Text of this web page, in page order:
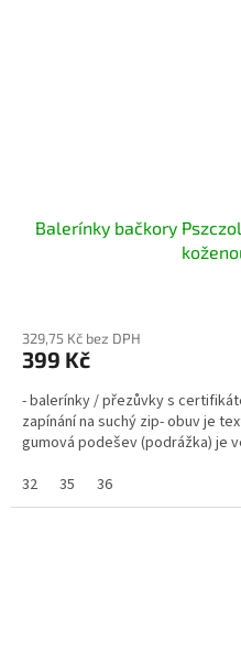
Balerínky bačkory
329,75 Kč bez DPH
399 Kč
- balerínky / přezůvky s
zapínání na suchý zip- obuv je
gumová podešev (podrážka) je
32
35 36